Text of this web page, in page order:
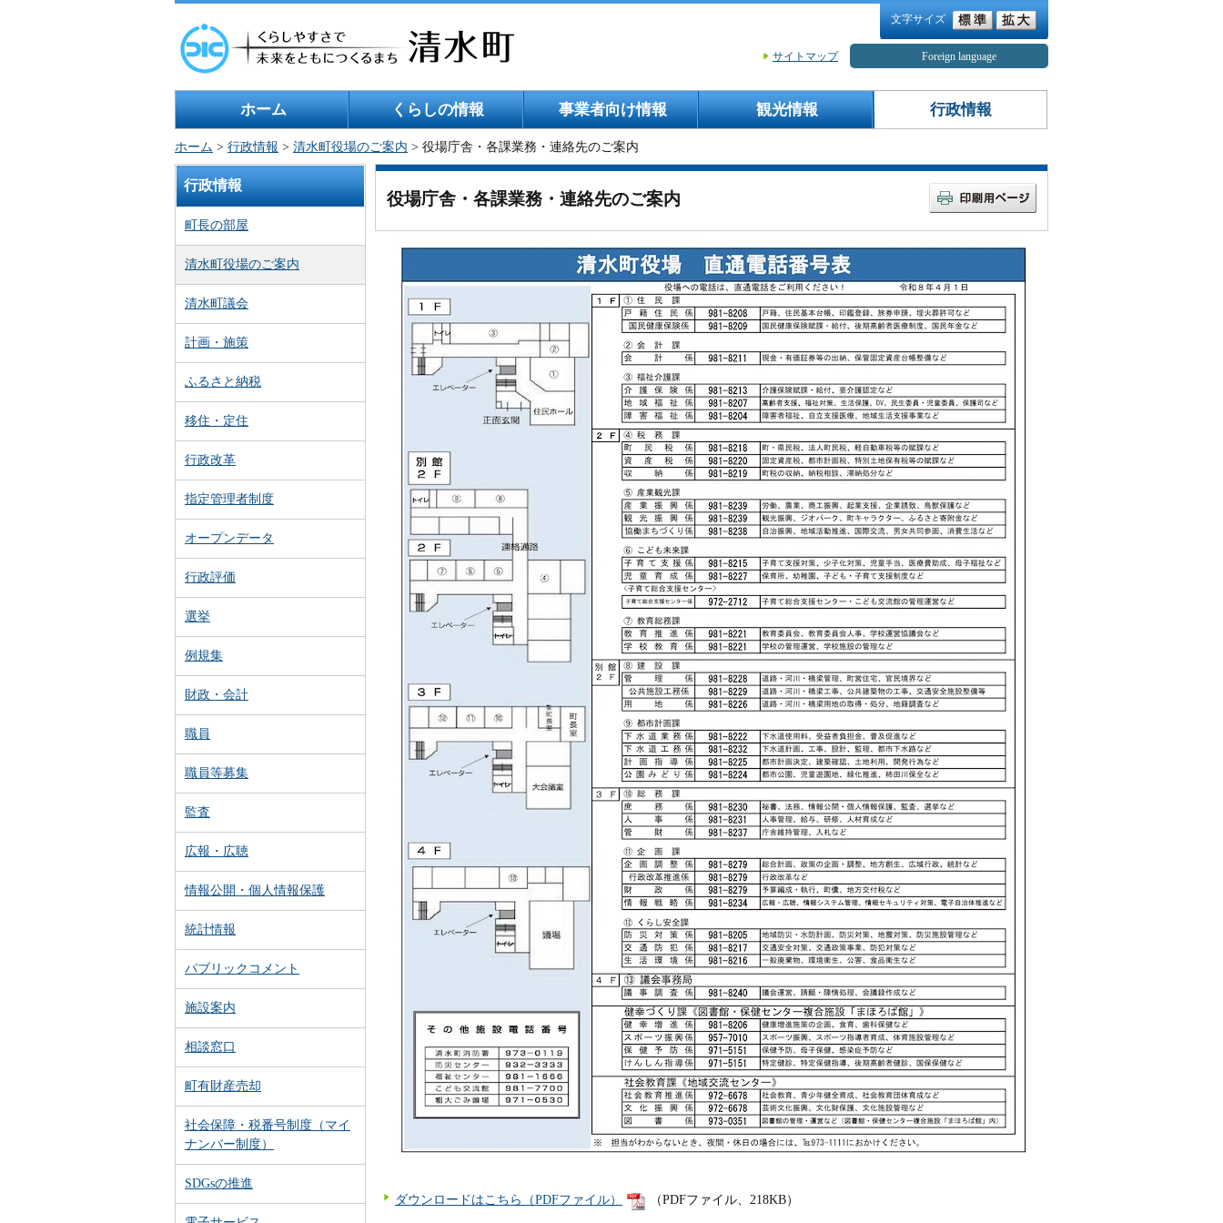
文字サイズ
サイトマップ Foreign language
ホーム くらしの情報 事業者向け情報 観光情報 行政情報
ホーム > 行政情報 > 清水町役場のご案内 > 役場庁舎・各課業務・連絡先のご案内
役場庁舎・各課業務・連絡先のご案内
ダウンロードはこちら（PDFファイル） （PDFファイル、218KB）
行政情報
町長の部屋
清水町役場のご案内
清水町議会
計画・施策
ふるさと納税
移住・定住
行政改革
指定管理者制度
オープンデータ
行政評価
選挙
例規集
財政・会計
職員
職員等募集
監査
広報・広聴
情報公開・個人情報保護
統計情報
パブリックコメント
施設案内
相談窓口
町有財産売却
社会保障・税番号制度（マイ
ナンバー制度）
SDGsの推進